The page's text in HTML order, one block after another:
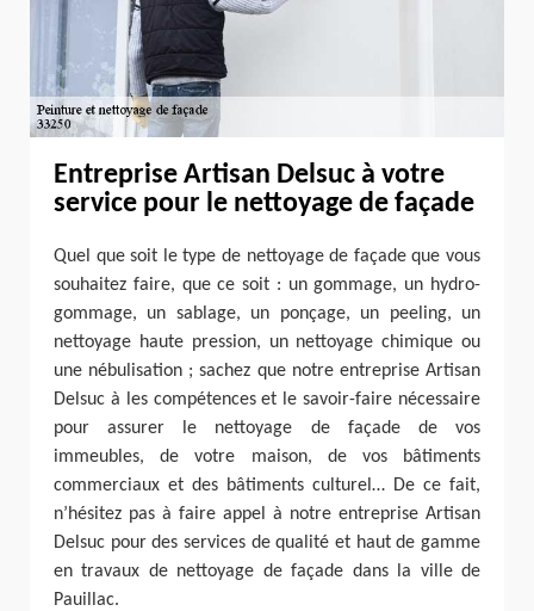
Entreprise Artisan Delsuc à votre
service pour le nettoyage de façade
Quel que soit le type de nettoyage de façade que vous
souhaitez faire, que ce soit : un gommage, un hydro-
gommage, un sablage, un ponçage, un peeling, un
nettoyage haute pression, un nettoyage chimique ou
une nébulisation ; sachez que notre entreprise Artisan
Delsuc à les compétences et le savoir-faire nécessaire
pour assurer le nettoyage de façade de vos
immeubles, de votre maison, de vos bâtiments
commerciaux et des bâtiments culturel… De ce fait,
n’hésitez pas à faire appel à notre entreprise Artisan
Delsuc pour des services de qualité et haut de gamme
en travaux de nettoyage de façade dans la ville de
Pauillac.